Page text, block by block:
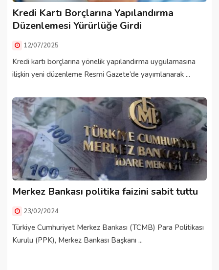
Kredi Kartı Borçlarına Yapılandırma
Düzenlemesi Yürürlüğe Girdi
12/07/2025
Kredi kartı borçlarına yönelik yapılandırma uygulamasına
ilişkin yeni düzenleme Resmi Gazete’de yayımlanarak ...
Merkez Bankası politika faizini sabit tuttu
23/02/2024
Türkiye Cumhuriyet Merkez Bankası (TCMB) Para Politikası
Kurulu (PPK), Merkez Bankası Başkanı ...